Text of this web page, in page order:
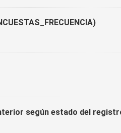
según estado del